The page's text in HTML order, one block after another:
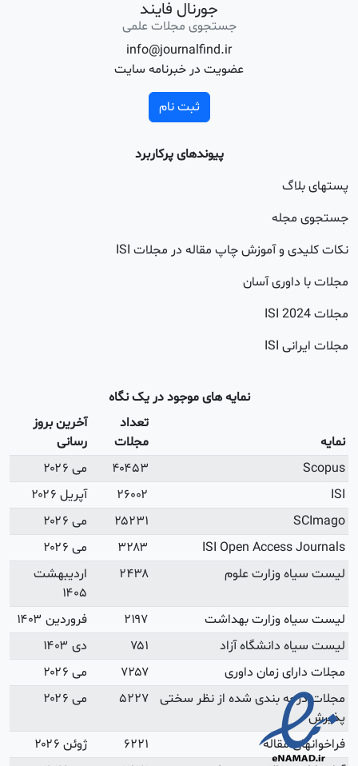
رسانی
می ۲۰۲۶
آپریل ۲۰۲۶
می ۲۰۲۶
می ۲۰۲۶
اردیبهشت
فروردین ۱۴۰۳
دی ۱۴۰۳
می ۲۰۲۶
می ۲۰۲۶
ژوئن ۲۰۲۶